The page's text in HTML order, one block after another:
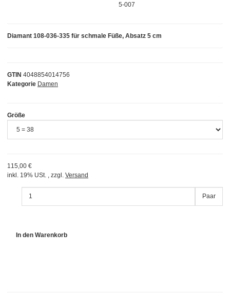
5-007
GTIN 4048854014756
Kategorie Damen
Diamant 108-036-335 für schmale Füße, Absatz 5 cm
Größe
115,00 €
inkl. 19% USt. , zzgl. Versand
Paar
In den Warenkorb